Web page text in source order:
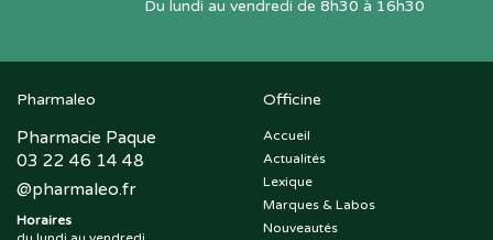
Du lundi au vendredi de 8h30 à 16h30
Pharmaleo
Pharmacie Paque
03 22 46 14 48
@pharmaleo.fr
Horaires
Officine
Accueil
Actualités
Lexique
Marques & Labos
Nouveautés